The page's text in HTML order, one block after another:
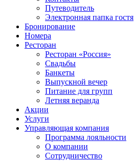
Путеводитель
Электронная папка гостя
Бронирование
Номера
Ресторан
Ресторан «Россия»
Свадьбы
Банкеты
Выпускной вечер
Питание для групп
Летняя веранда
Акции
Услуги
Управляющая компания
Программа лояльности
О компании
Сотрудничество